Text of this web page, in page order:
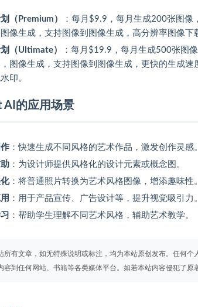
（Premium）
：每月$9.9，每月生成200张图
像生成，支持图像到图像生成，高分辨率图像下
（Ultimate）
：每月$19.9，每月生成500张图
图像生成，支持图像到图像生成，更快的生成
印。
AI的应用场景
：快速生成不同风格的艺术作品，激发创作灵感。
：为设计师提供风格化的设计元素或概念图。
：将普通照片转换为艺术风格图像，增添趣味性。
：用于产品宣传、广告设计等，提升视觉吸引力。
：帮助学生理解不同艺术风格，辅助艺术教学。
所有文章，如无特殊说明或标注，均为本站原创发布。任何个
容到任何网站、书籍等各类媒体平台。如若本站内容侵犯了原